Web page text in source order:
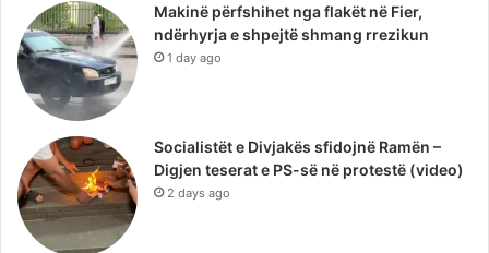
Makinë përfshihet nga flakët në Fier,
ndërhyrja e shpejtë shmang rrezikun
1 day ago
Socialistët e Divjakës sfidojnë Ramën –
Digjen teserat e PS-së në protestë (video)
2 days ago